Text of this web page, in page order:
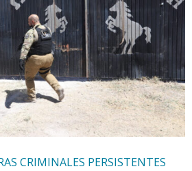
CRIMINALES PERSISTENTES